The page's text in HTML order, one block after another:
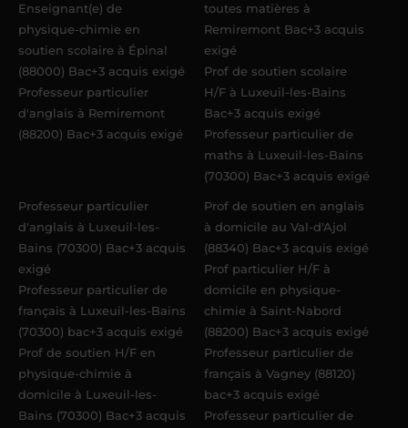
Enseignant(e) de
physique-chimie en
soutien scolaire à Épinal
(88000) Bac+3 acquis exigé
Professeur particulier
d'anglais à Remiremont
(88200) Bac+3 acquis exigé
toutes matières à
Remiremont Bac+3 acquis
exigé
Prof de soutien scolaire
H/F à Luxeuil-les-Bains
Bac+3 acquis exigé
Professeur particulier de
maths à Luxeuil-les-Bains
(70300) Bac+3 acquis exigé
Professeur particulier
d'anglais à Luxeuil-les-
Bains (70300) Bac+3 acquis
exigé
Professeur particulier de
français à Luxeuil-les-Bains
(70300) bac+3 acquis exigé
Prof de soutien H/F en
physique-chimie à
domicile à Luxeuil-les-
Bains (70300) Bac+3 acquis
Prof de soutien en anglais
à domicile au Val-d'Ajol
(88340) Bac+3 acquis exigé
Prof particulier H/F à
domicile en physique-
chimie à Saint-Nabord
(88200) Bac+3 acquis exigé
Professeur particulier de
français à Vagney (88120)
bac+3 acquis exigé
Professeur particulier de